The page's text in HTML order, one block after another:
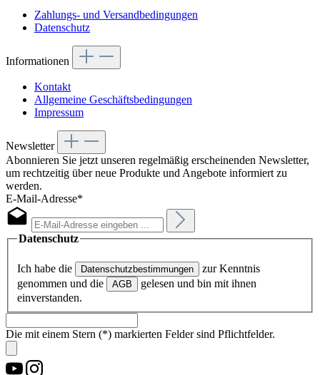
Zahlungs- und Versandbedingungen
Datenschutz
Informationen
Kontakt
Allgemeine Geschäftsbedingungen
Impressum
Newsletter
Abonnieren Sie jetzt unseren regelmäßig erscheinenden Newsletter,
um rechtzeitig über neue Produkte und Angebote informiert zu
werden.
E-Mail-Adresse*
Datenschutz
Ich habe die Datenschutzbestimmungen
zur Kenntnis
genommen und die
AGB
gelesen und bin mit ihnen
einverstanden.
Die mit einem Stern (*) markierten Felder sind Pflichtfelder.